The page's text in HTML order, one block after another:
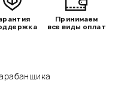
Принимаем
все виды оплат